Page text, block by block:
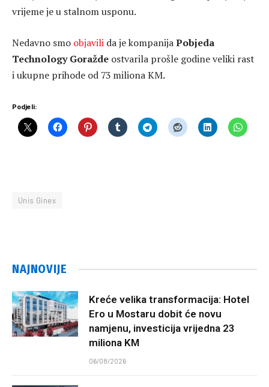
vrijeme je u stalnom usponu.
Nedavno smo objavili da je kompanijaPobjeda
Technology Goražde ostvarila prošle godine veliki rast
i ukupne prihode od 73 miliona KM.
Podjeli:
Unis Ginex
NAJNOVIJE
Kreće velika transformacija: Hotel
Ero u Mostaru dobit će novu
namjenu, investicija vrijedna 23
miliona KM
06/08/2026